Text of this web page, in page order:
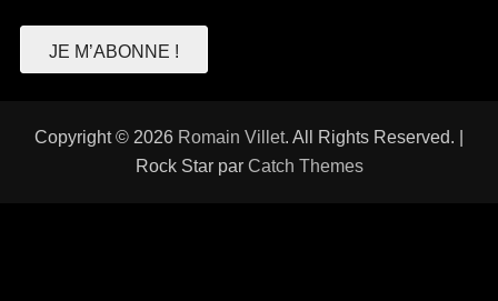
Copyright © 2026 Romain Villet. All Rights Reserved. |
Rock Star par Catch Themes